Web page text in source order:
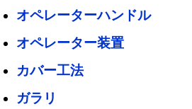
オペレーターハンドル
オペレーター装置
カバー工法
ガラリ